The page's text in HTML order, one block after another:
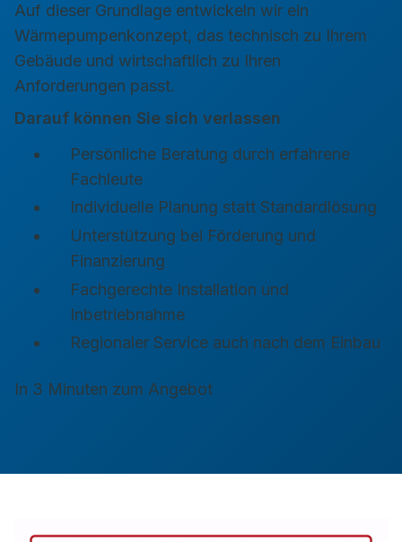
Auf dieser Grundlage entwickeln wir ein
Wärmepumpenkonzept, das technisch zu Ihrem
Gebäude und wirtschaftlich zu Ihren
Anforderungen passt.
Darauf können Sie sich verlassen
Persönliche Beratung durch erfahrene
Fachleute
Individuelle Planung statt Standardlösung
Unterstützung bei Förderung und
Finanzierung
Fachgerechte Installation und
Inbetriebnahme
Regionaler Service auch nach dem Einbau
In 3 Minuten zum Angebot